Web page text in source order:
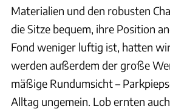
Materialien und den robusten
die Sitze bequem, ihre Position
Fond weniger luftig ist, hatten
werden außerdem der große
mäßige Rundumsicht –
Alltag ungemein. Lob ernten